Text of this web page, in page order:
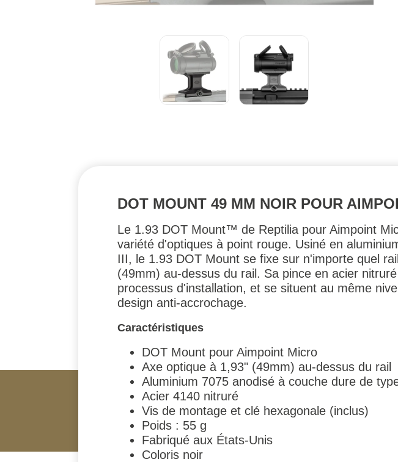
DOT MOUNT 49 MM NOIR POUR
Le 1.93 DOT Mount™ de Reptilia pour Aimpoint
variété d'optiques à point rouge. Usiné en
III, le 1.93 DOT Mount se fixe sur n'importe quel
(49mm) au-dessus du rail. Sa pince en acier
processus d'installation, et se situent au même
design anti-accrochage.
Caractéristiques
DOT Mount pour Aimpoint Micro
Axe optique à 1,93" (49mm) au-dessus du rail
Aluminium 7075 anodisé à couche dure de
Acier 4140 nitruré
Vis de montage et clé hexagonale (inclus)
Poids : 55 g
Fabriqué aux États-Unis
Coloris noir